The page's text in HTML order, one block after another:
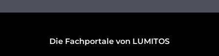
Die Fachportale von LUMITOS